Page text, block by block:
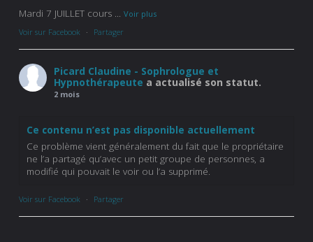
Mardi 7 JUILLET cours ... Voir plus
Voir sur Facebook
· Partager
Picard Claudine - Sophrologue et
Hypnothérapeute a actualisé son statut.
2 mois
Ce contenu n’est pas disponible actuellement
Ce problème vient généralement du fait que le propriétaire
ne l’a partagé qu’avec un petit groupe de personnes, a
modifié qui pouvait le voir ou l’a supprimé.
Voir sur Facebook · Partager